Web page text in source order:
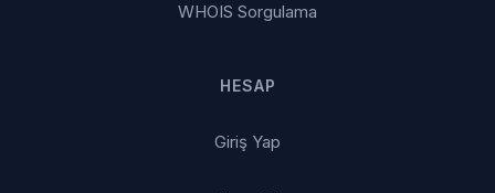
WHOIS Sorgulama
HESAP
Giriş Yap